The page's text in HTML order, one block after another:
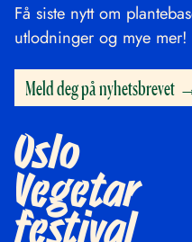
Få siste nytt om
utlodninger og mye mer!
Meld deg på nyhetsbrevet
Oslo
Vegetar
festival